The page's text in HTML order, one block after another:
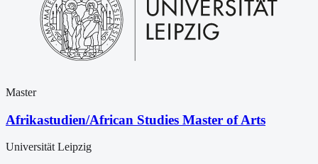
Master
Afrikastudien/African Studies Master of Arts
Universität Leipzig